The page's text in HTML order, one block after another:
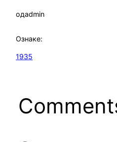
одadmin
Ознаке:
1935